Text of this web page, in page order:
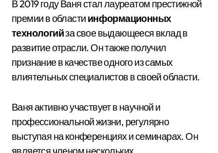
В 2019 году Ваня стал лауреатом престижной
премии в области информационных
технологийза свое выдающееся вклад в
развитие отрасли. Он также получил
признание в качестве одного из самых
влиятельных специалистов в своей области.
Ваня активно участвует в научной и
профессиональной жизни, регулярно
выступая на конференциях и семинарах. Он